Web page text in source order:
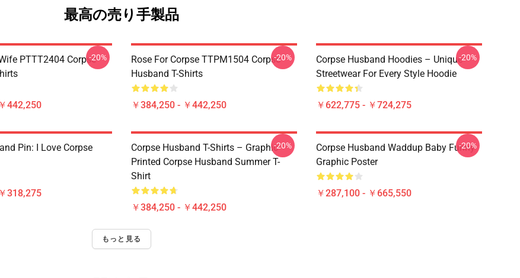
最高の売り手製品
PTTT2404 Corpse
442,250
-20%
Rose For Corpse TTPM1504 Corpse
Husband T-Shirts
￥384,250 - ￥442,250
-20%
Corpse Husband Hoodies – Unique
Streetwear For Every Style Hoodie
￥622,775 - ￥724,275
-20%
Pin: I Love Corpse
318,275
Corpse Husband T-Shirts – Graphic
Printed Corpse Husband Summer T-
Shirt
￥384,250 - ￥442,250
-20%
Corpse Husband Waddup Baby Funny
Graphic Poster
￥287,100 - ￥665,550
-20%
もっと見る